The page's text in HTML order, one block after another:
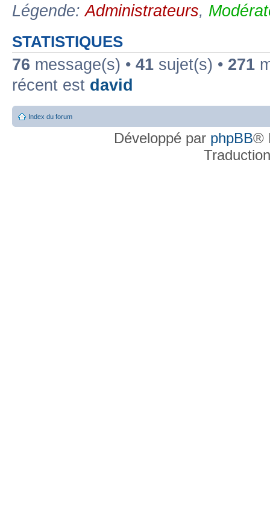
Légende:Administrateurs,
STATISTIQUES
76 message(s) • 41 sujet(s) • 271
récent est david
Index du forum
Développé par phpBB®